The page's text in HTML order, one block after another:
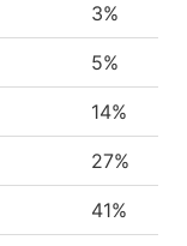
3%
5%
14%
27%
41%